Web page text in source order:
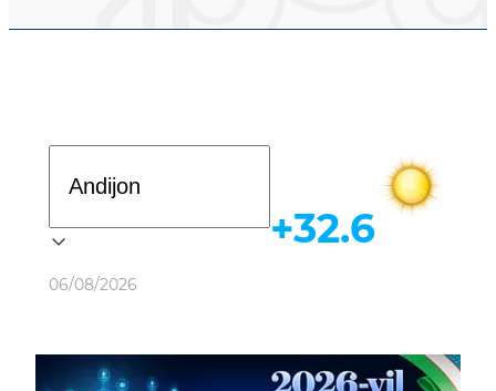
Ob-havo
06/08/2026
+32.6